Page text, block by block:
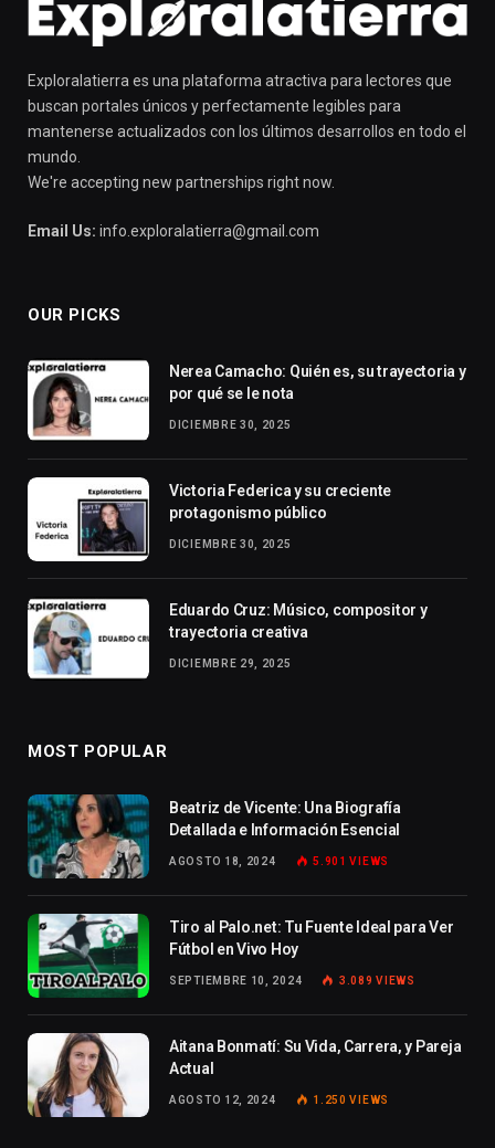
Exploralatierra es una plataforma atractiva para lectores que
buscan portales únicos y perfectamente legibles para
mantenerse actualizados con los últimos desarrollos en todo el
mundo.
We're accepting new partnerships right now.
Email Us: info.exploralatierra@gmail.com
OUR PICKS
Nerea Camacho: Quién es, su trayectoria y
por qué se le nota
DICIEMBRE 30, 2025
Victoria Federica y su creciente
protagonismo público
DICIEMBRE 30, 2025
Eduardo Cruz: Músico, compositor y
trayectoria creativa
DICIEMBRE 29, 2025
MOST POPULAR
Beatriz de Vicente: Una Biografía
Detallada e Información Esencial
AGOSTO 18, 2024 5.901VIEWS
Tiro al Palo.net: Tu Fuente Ideal para Ver
Fútbol en Vivo Hoy
SEPTIEMBRE 10, 2024 3.089VIEWS
Aitana Bonmatí: Su Vida, Carrera, y Pareja
Actual
AGOSTO 12, 2024 1.250VIEWS